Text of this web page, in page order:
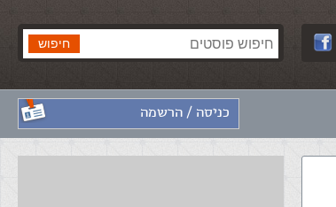
כניסה / הרשמה